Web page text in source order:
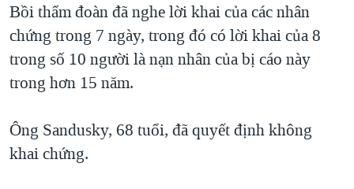
Bồi thẩm đoàn đã nghe lời khai của các nhân
chứng trong 7 ngày, trong đó có lời khai của 8
trong số 10 người là nạn nhân của bị cáo này
trong hơn 15 năm.
Ông Sandusky, 68 tuổi, đã quyết định không
khai chứng.